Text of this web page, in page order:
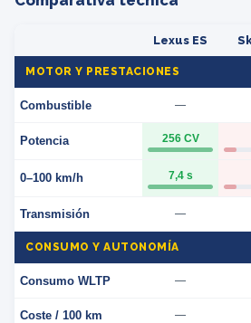
Lexus ES
MOTOR Y PRESTACIONES
Combustible —
Potencia 256 CV
0–100 km/h 7,4 s
Transmisión —
CONSUMO Y AUTONOMÍA
Consumo WLTP —
Coste / 100 km —